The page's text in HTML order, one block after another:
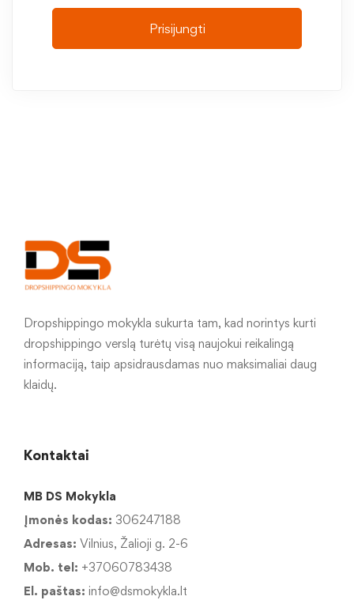
Prisijungti
Dropshippingo mokykla sukurta tam, kad norintys kurti
dropshippingo verslą turėtų visą naujokui reikalingą
informaciją, taip apsidrausdamas nuo maksimaliai daug
klaidų.
Kontaktai
MB DS Mokykla
Įmonės kodas: 306247188
Adresas: Vilnius, Žalioji g. 2-6
Mob. tel: +37060783438
El. paštas: info@dsmokykla.lt